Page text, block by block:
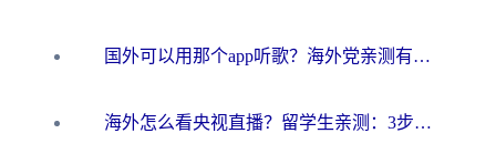
国外可以用那个app听歌？海外党亲测有效的回国加速方案，轻松听国内音乐听书
海外怎么看央视直播？留学生亲测：3步解决版权限制+追剧自由